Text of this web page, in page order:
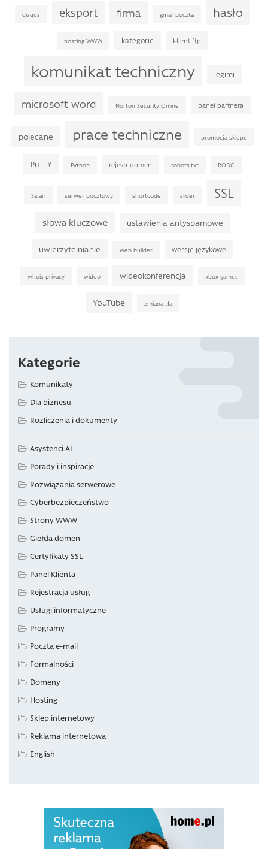
disqus eksport firma gmail poczta hasło
hosting WWW kategorie klient ftp
komunikat techniczny legimi
microsoft word Norton Security Online panel partnera
polecane prace techniczne promocja sklepu
PuTTY Python rejestr domen robots.txt RODO
Safari serwer pocztowy shortcode slider SSL
słowa kluczowe ustawienia antyspamowe
uwierzytelnianie web builder wersje językowe
whois privacy wideo wideokonferencja xbox games
YouTube zmiana tła
Kategorie
Komunikaty
Dla biznesu
Rozliczenia i dokumenty
Asystenci AI
Porady i inspiracje
Rozwiązania serwerowe
Cyberbezpieczeństwo
Strony WWW
Giełda domen
Certyfikaty SSL
Panel Klienta
Rejestracja usług
Usługi informatyczne
Programy
Poczta e-mail
Formalności
Domeny
Hosting
Sklep internetowy
Reklama internetowa
English